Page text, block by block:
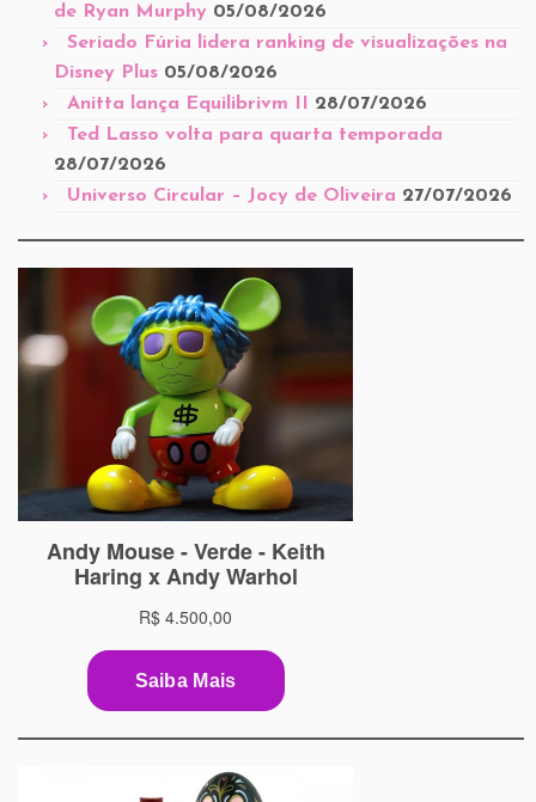
de Ryan Murphy 05/08/2026
Seriado Fúria lidera ranking de visualizações na
Disney Plus 05/08/2026
Anitta lança Equilibrivm II 28/07/2026
Ted Lasso volta para quarta temporada
28/07/2026
Universo Circular – Jocy de Oliveira 27/07/2026